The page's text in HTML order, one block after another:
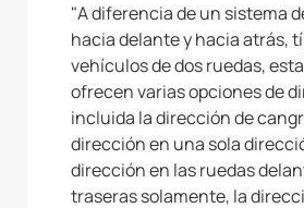
"A diferencia de un sistema
hacia delante y hacia atrás,
vehículos de dos ruedas,
ofrecen varias opciones de
incluida la dirección de
dirección en una sola
dirección en las ruedas
traseras solamente, la